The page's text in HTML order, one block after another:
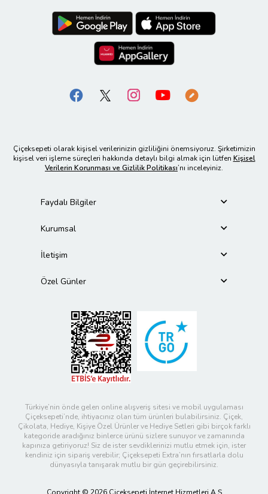
Çiçeksepeti olarak kişisel verilerinizin gizliliğini önemsiyoruz. Şirketimizin
kişisel veri işleme süreçleri hakkında detaylı bilgi almak için lütfen Kişisel
Verilerin Korunması ve Gizlilik Politikası’nı inceleyiniz.
Faydalı Bilgiler
Kurumsal
İletişim
Özel Günler
Türkiye’nin önde gelen online alışveriş sitesi ve mobil uygulaması
Çiçeksepeti’nde, ihtiyacınız olan tüm ürünleri bulabilirsiniz. Çiçek,
Çikolata, Hediye, Kişiye Özel Ürünler ve Hediye Setleri gibi birçok farklı
kategoride aradığınız binlerce ürünü sizlere sunuyor ve zamanında
kapınıza getiriyoruz! Siz de ister sevdiklerinizi mutlu etmek için, ister
kendiniz için sipariş verebilir; Çiçeksepeti Extra’nın fırsatlarla dolu
dünyasıyla tanışarak mutlu bir gün geçirebilirsiniz.
Copyright © 2026 Çiçeksepeti İnternet Hizmetleri A.Ş